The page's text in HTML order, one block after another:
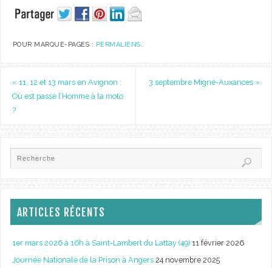
POUR MARQUE-PAGES : PERMALIENS.
« 11, 12 et 13 mars en Avignon :
Où est passé l’Homme à la moto
?
3 septembre Migné-Auxances »
ARTICLES RÉCENTS
1er mars 2026 à 16h à Saint-Lambert du Lattay (49) 11 février 2026
Journée Nationale de la Prison à Angers 24 novembre 2025